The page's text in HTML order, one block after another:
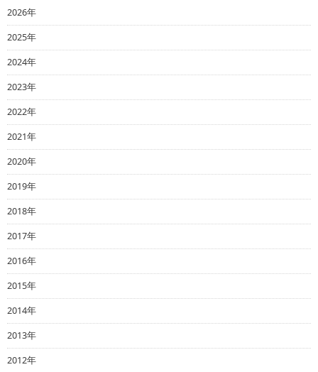
2026年
2025年
2024年
2023年
2022年
2021年
2020年
2019年
2018年
2017年
2016年
2015年
2014年
2013年
2012年